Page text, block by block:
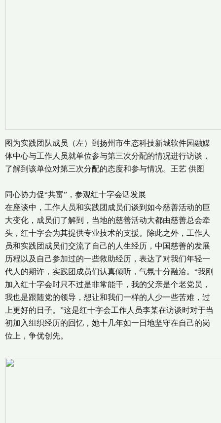
图为实践团队成员（左）到扬州市生态科技新城软件园融媒
体中心与工作人员就单位参与第三次分配的情况进行访谈，
了解到该单位对第三次分配的态度和参与情况。王艺 供图
同心协力促“共富”，参观红十字会话发展
在座谈中，工作人员和实践团成员们谈到如今慈善活动的巨
大变化，成员们了解到，当地的慈善活动大都由慈善总会牵
头，红十字会为其提供专业技术的支援。除此之外，工作人
员和实践团成员们交流了自己的人生经历，中国慈善的发展
历程以及自己参加过的一些救助经历，表达了对我们年轻一
代人的期许，实践团成员们认真倾听，气氛十分融洽。“我刚
加入红十字会时只不过是非常能干，我的父亲是个老党员，
我也是跟随党的领导，想让和我们一样的人少一些苦难，过
上更好的日子。”这是红十字会工作人员李某在访谈时对于当
初加入组织经历的回忆，她十几年如一日地坚守在自己的岗
位上，争优创先。